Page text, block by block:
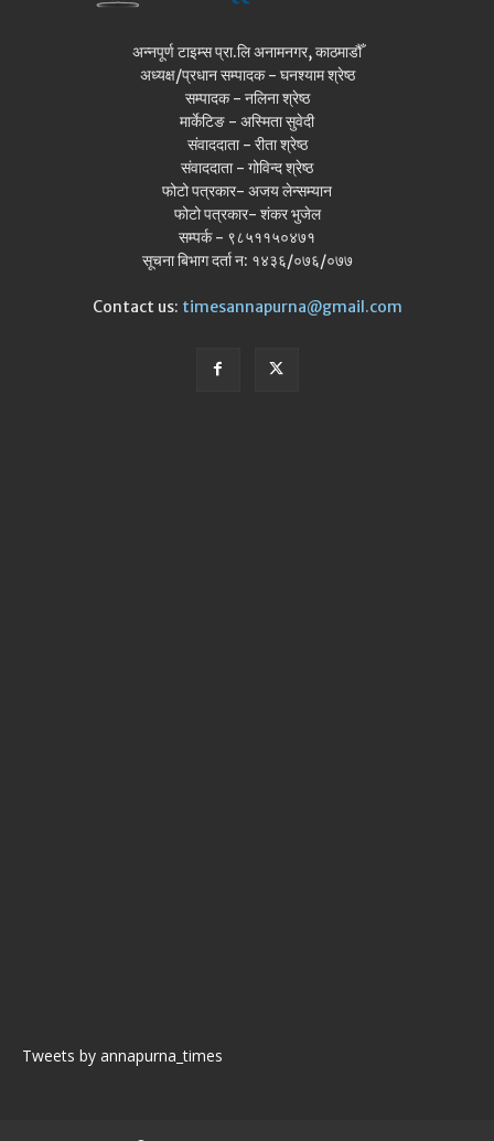
अन्नपूर्ण टाइम्स प्रा.लि अनामनगर, काठमाडौँ
अध्यक्ष/प्रधान सम्पादक - घनश्याम श्रेष्ठ
सम्पादक - नलिना श्रेष्ठ
मार्केटिङ - अस्मिता सुवेदी
संवाददाता - रीता श्रेष्ठ
संवाददाता - गोविन्द श्रेष्ठ
फोटो पत्रकार- अजय लेन्सम्यान
फोटो पत्रकार- शंकर भुजेल
सम्पर्क - ९८५११५०४७१
सूचना बिभाग दर्ता न: १४३६/०७६/०७७
Contact us: timesannapurna@gmail.com
Tweets by annapurna_times